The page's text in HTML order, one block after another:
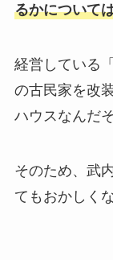
るかについて
経営している
の古民家を改
ハウスなんだ
そのため、武
てもおかしく